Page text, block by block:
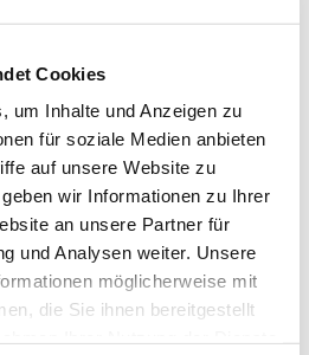
Cookies
um Inhalte und Anzeigen zu
für soziale Medien anbieten
auf unsere Website zu
wir Informationen zu Ihrer
an unsere Partner für
und Analysen weiter. Unsere
möglicherweise mit
die Sie ihnen bereitgestellt